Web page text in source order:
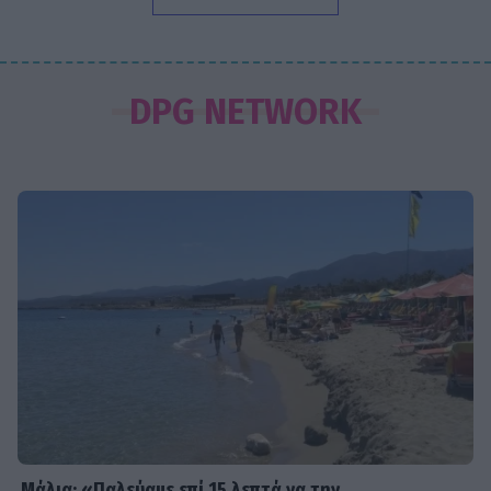
«Τον είδα μπροστά μου, λαμπερό…»
- Πώς η Αγγελική Ηλιάδη είδε τον
ενοχλητικοί μπορείτε να γίνετε;»
DPG NETWORK